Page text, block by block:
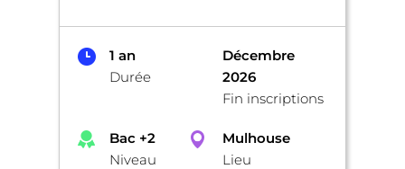
1 an
Durée
Décembre
2026
Fin inscriptions
Bac +2
Niveau
Mulhouse
Lieu